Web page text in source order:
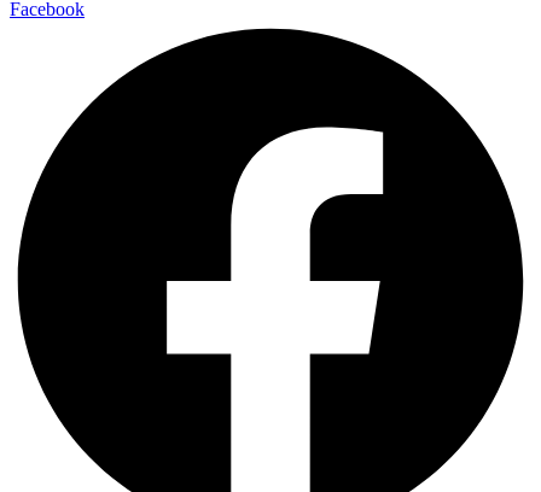
Facebook